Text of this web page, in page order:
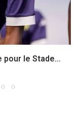
pour le Stade...